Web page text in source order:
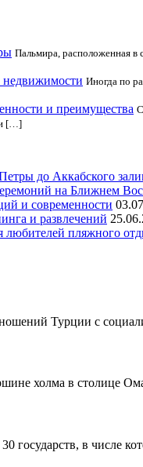
Пальмира, расположенная в
недвижимости Иногда по
и преимущества
и […]
до Аккабского
на Ближнем
и современности
и развлечений
пляжного
Турции с
холма в столице
государств, в числе